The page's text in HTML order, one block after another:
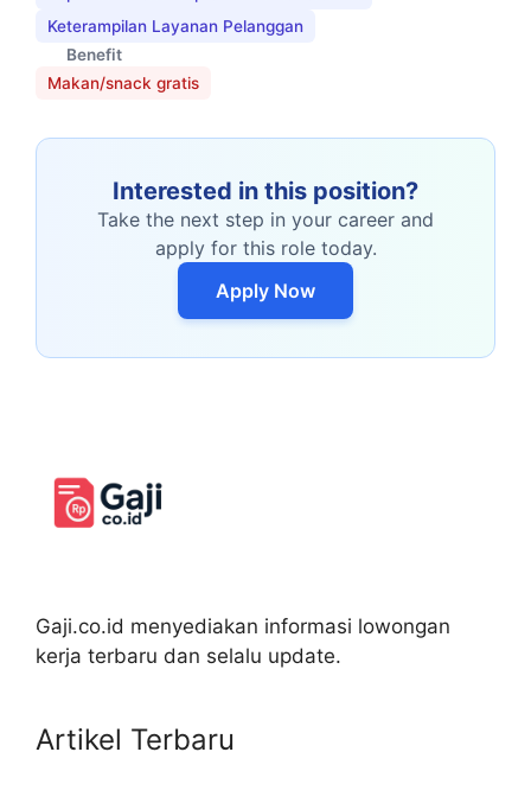
Keterampilan Layanan Pelanggan
Benefit
Makan/snack gratis
Interested in this position?
Take the next step in your career and
apply for this role today.
Apply Now
Gaji.co.id menyediakan informasi lowongan
kerja terbaru dan selalu update.
Artikel Terbaru